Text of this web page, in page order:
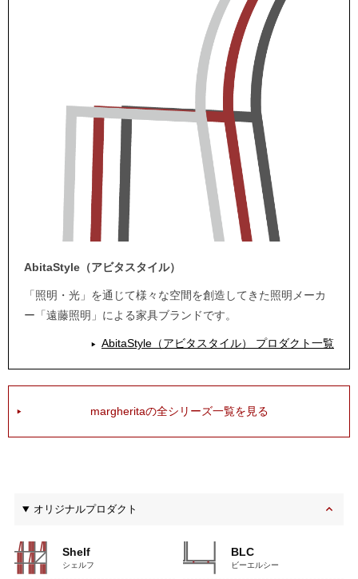
AbitaStyle（アビタスタイル）
「照明・光」を通じて様々な空間を創造してきた照明メーカ
ー「遠藤照明」による家具ブランドです。
AbitaStyle（アビタスタイル） プロダクト一覧
margheritaの全シリーズ一覧を見る
オリジナルプロダクト
Shelf
シェルフ
BLC
ビーエルシー